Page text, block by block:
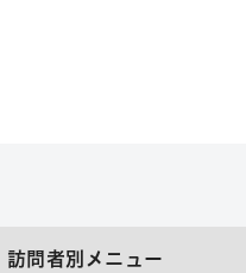
訪問者別メニュー